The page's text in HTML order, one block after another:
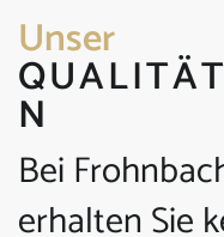
Unser
N
Bei
erhalten Sie